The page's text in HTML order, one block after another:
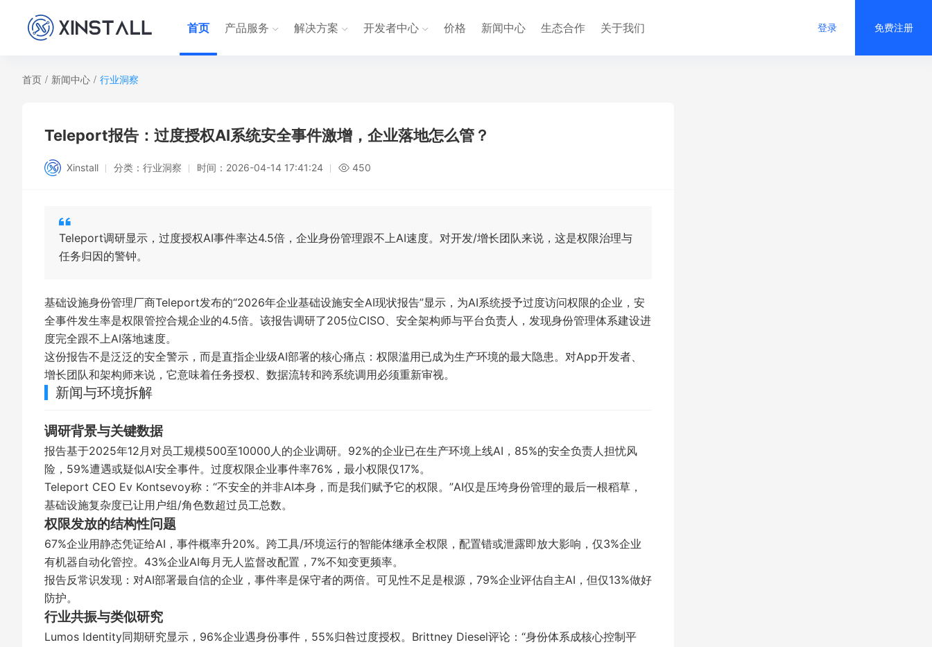
首页 产品服务 解决方案 开发者中心 价格 新闻中心 生态合作 关于我们 登录 免费注册
首页 / 新闻中心 / 行业洞察
Teleport报告：过度授权AI系统安全事件激增，企业落地怎么管？
Xinstall 分类： 行业洞察 时间： 2026-04-14 17:41:24 450
Teleport调研显示，过度授权AI事件率达4.5倍，企业身份管理跟不上AI速度。对开发/增长团队来说，这是权限治理与
任务归因的警钟。
基础设施身份管理厂商Teleport发布的“2026年企业基础设施安全AI现状报告”显示，为AI系统授予过度访问权限的企业，安
全事件发生率是权限管控合规企业的4.5倍。该报告调研了205位CISO、安全架构师与平台负责人，发现身份管理体系建设进
度完全跟不上AI落地速度。
这份报告不是泛泛的安全警示，而是直指企业级AI部署的核心痛点：权限滥用已成为生产环境的最大隐患。对App开发者、
增长团队和架构师来说，它意味着任务授权、数据流转和跨系统调用必须重新审视。
新闻与环境拆解
调研背景与关键数据
报告基于2025年12月对员工规模500至10000人的企业调研。92%的企业已在生产环境上线AI，85%的安全负责人担忧风
险，59%遭遇或疑似AI安全事件。过度权限企业事件率76%，最小权限仅17%。
Teleport CEO Ev Kontsevoy称：“不安全的并非AI本身，而是我们赋予它的权限。”AI仅是压垮身份管理的最后一根稻草，
基础设施复杂度已让用户组/角色数超过员工总数。
权限发放的结构性问题
67%企业用静态凭证给AI，事件概率升20%。跨工具/环境运行的智能体继承全权限，配置错或泄露即放大影响，仅3%企业
有机器自动化管控。43%企业AI每月无人监督改配置，7%不知变更频率。
报告反常识发现：对AI部署最自信的企业，事件率是保守者的两倍。可见性不足是根源，79%企业评估自主AI，但仅13%做好
防护。
行业共振与类似研究
Lumos Identity同期研究显示，96%企业遇身份事件，55%归咎过度授权。Brittney Diesel评论：“身份体系成核心控制平